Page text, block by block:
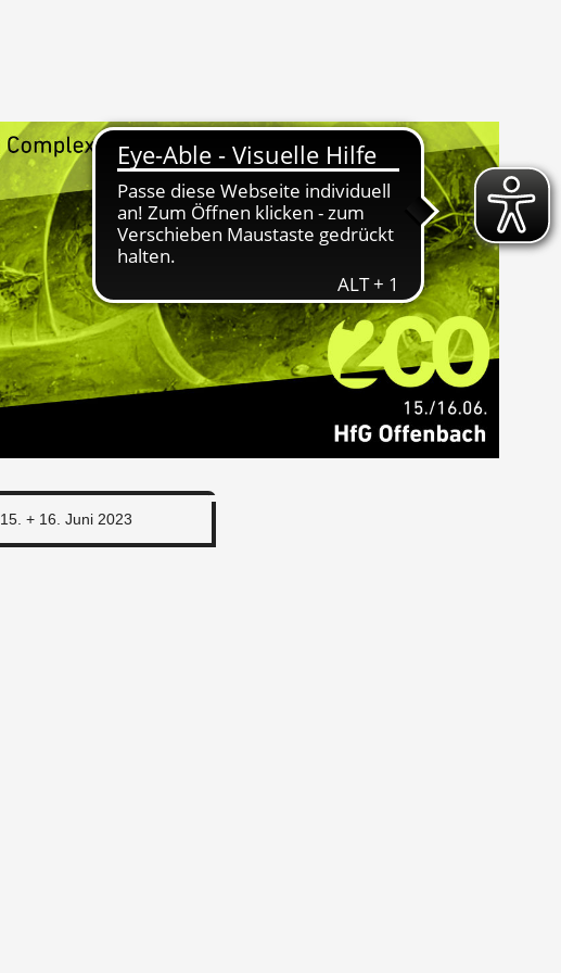
15. + 16. Juni 2023